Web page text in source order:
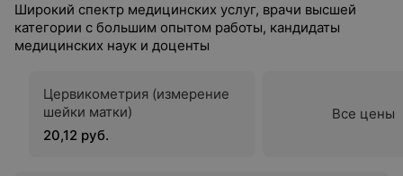
Широкий спектр медицинских услуг, врачи высшей
категории с большим опытом работы, кандидаты
медицинских наук и доценты
Цервикометрия (измерение
шейки матки)
20,12 руб.
Все цены